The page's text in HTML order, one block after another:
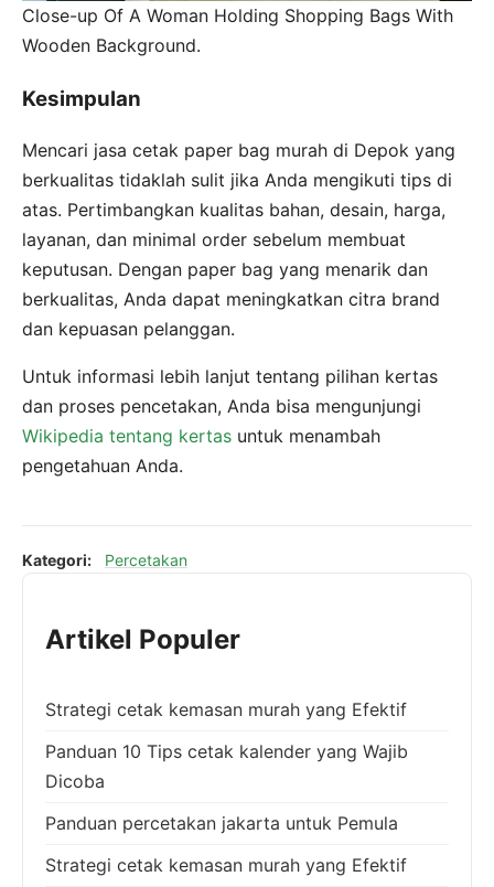
Close-up Of A Woman Holding Shopping Bags With
Wooden Background.
Kesimpulan
Mencari jasa cetak paper bag murah di Depok yang
berkualitas tidaklah sulit jika Anda mengikuti tips di
atas. Pertimbangkan kualitas bahan, desain, harga,
layanan, dan minimal order sebelum membuat
keputusan. Dengan paper bag yang menarik dan
berkualitas, Anda dapat meningkatkan citra brand
dan kepuasan pelanggan.
Untuk informasi lebih lanjut tentang pilihan kertas
dan proses pencetakan, Anda bisa mengunjungi
Wikipedia tentang kertas untuk menambah
pengetahuan Anda.
Kategori: Percetakan
Artikel Populer
Strategi cetak kemasan murah yang Efektif
Panduan 10 Tips cetak kalender yang Wajib
Dicoba
Panduan percetakan jakarta untuk Pemula
Strategi cetak kemasan murah yang Efektif